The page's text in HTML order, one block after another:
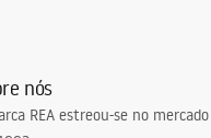
nós
REA estreou-se no